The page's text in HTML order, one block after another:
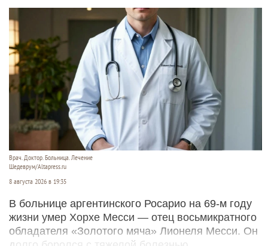
Врач. Доктор. Больница. Лечение
Шедеврум/Altapress.ru
8 августа 2026 в 19:35
В больнице аргентинского Росарио на 69-м году
жизни умер Хорхе Месси — отец восьмикратного
обладателя «Золотого мяча» Лионеля Месси. Он